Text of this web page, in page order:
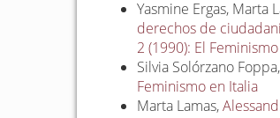
Yasmine Ergas, Marta
derechos de
2 (1990): El
Silvia Solórzano
Feminismo en Italia
Marta Lamas,